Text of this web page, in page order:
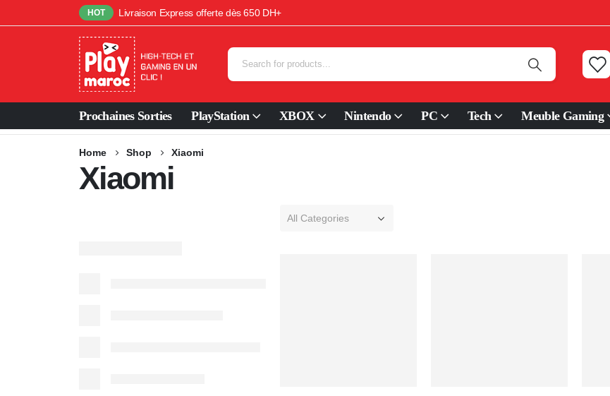
HOT Livraison Express offerte dès 650 DH+
Prochaines Sorties PlayStation XBOX Nintendo PC Tech Meuble Gaming
Home Shop Xiaomi
Xiaomi
All Categories